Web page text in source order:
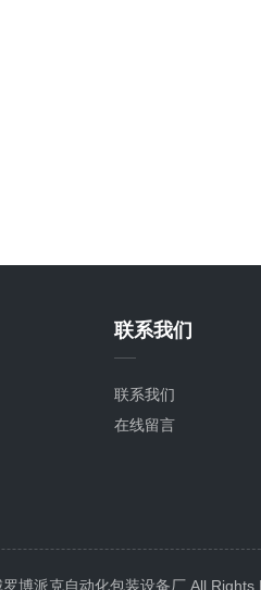
联系我们
联系我们
在线留言
博派克自动化包装设备厂 All